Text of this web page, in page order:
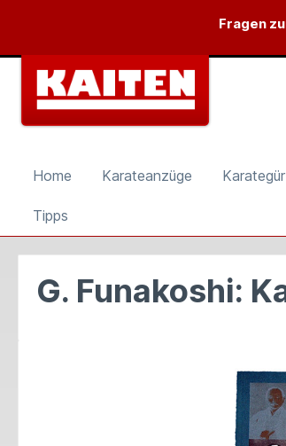
Zur Hauptnavigation springen
Fragen
Home Karateanzüge
Tipps
G. Funakoshi: